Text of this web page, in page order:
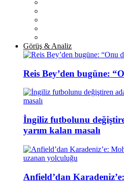
Görüş & Analiz
Reis Bey’den bugüne:
İngiliz futbolunu
yarım kalan masalı
Anfield’dan